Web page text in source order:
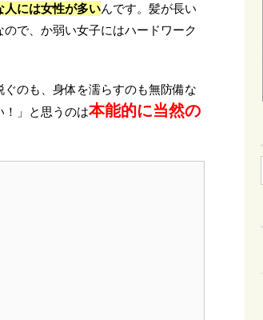
人には女性が多いんです。髪が長い
で、か弱い女子にはハードワーク
のも、身体を濡らすのも無防備な
」と思うのは本能的に当然の